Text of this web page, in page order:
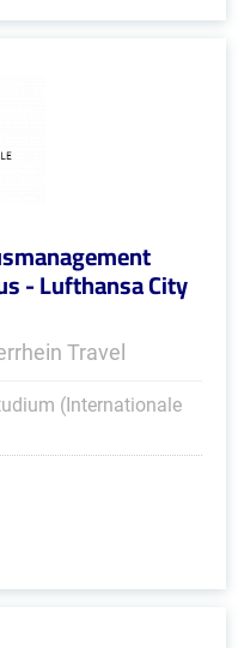
- Lufthansa City
Travel
(Internationale